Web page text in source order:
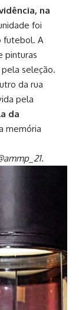
na
foi
futebol. A
pinturas
seleção.
da rua
pela
da
memória